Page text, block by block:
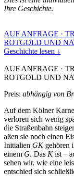
Ihre Geschichte.
AUF ANFRAGE ·
ROTGOLD UND
Geschichte lesen ↓
AUF ANFRAGE ·
ROTGOLD UND
Preis: abhängig von
Auf dem Kölner
verloren sich wenig
die Straßenbahn
aßen sie noch einen
Initialien GKgehören
einem G. Das Kist –
sehen wir, wie eine
entschied sich